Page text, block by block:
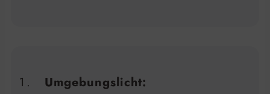
Umgebungslicht: